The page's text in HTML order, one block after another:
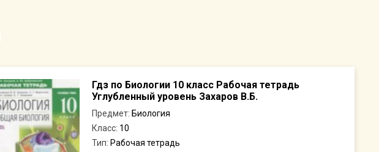
Гдз по Биологии 10 класс Рабочая тетрадь
Углубленный уровень Захаров В.Б.
Предмет: Биология
Класс: 10
Тип: Рабочая тетрадь